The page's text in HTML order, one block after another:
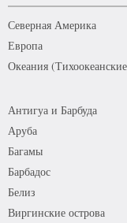
Северная Америка
Европа
Океания
Антигуа и Барбуда
Аруба
Багамы
Барбадос
Белиз
Виргинские острова